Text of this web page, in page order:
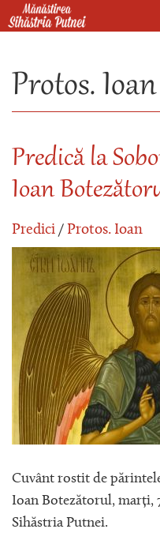
Mergi la conţinutul principal
Protos.
Predică la
Ioan
Predici / Protos. Ioan
Cuvânt rostit de
Ioan Botezătorul, marți,
Sihăstria Putnei.